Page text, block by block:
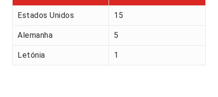
Estados Unidos 15
Alemanha 5
Letónia 1